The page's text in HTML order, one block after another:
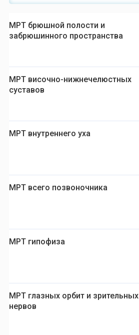
МРТ брюшной полости и
забрюшинного пространства
МРТ височно-нижнечелюстных
суставов
МРТ внутреннего уха
МРТ всего позвоночника
МРТ гипофиза
МРТ глазных орбит и зрительных
нервов